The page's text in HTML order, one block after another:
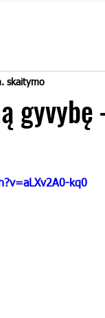
skaitymo
kq0